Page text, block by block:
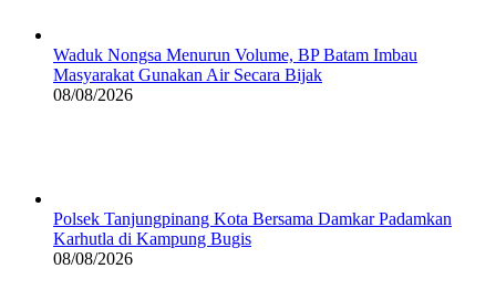
Waduk Nongsa Menurun Volume, BP Batam Imbau
Masyarakat Gunakan Air Secara Bijak
08/08/2026
Polsek Tanjungpinang Kota Bersama Damkar Padamkan
Karhutla di Kampung Bugis
08/08/2026